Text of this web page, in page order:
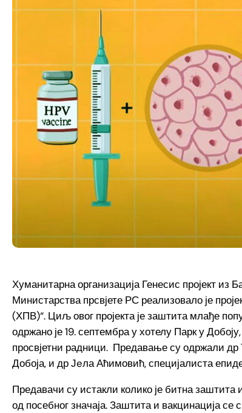
Хуманитарна организација Генесис пројект
Министарства прсвјете РС реализовало је
(ХПВ)“. Циљ овог пројекта је заштита млађе
одржано је 19. септембра у хотелу Парк у
просвјетни радници. Предавање су одржали др
Добоја, и др Јeла Аћимовић, специјалиста
Предавачи су истакли колико је битна
од посебног значаја. Заштита и вакцинација